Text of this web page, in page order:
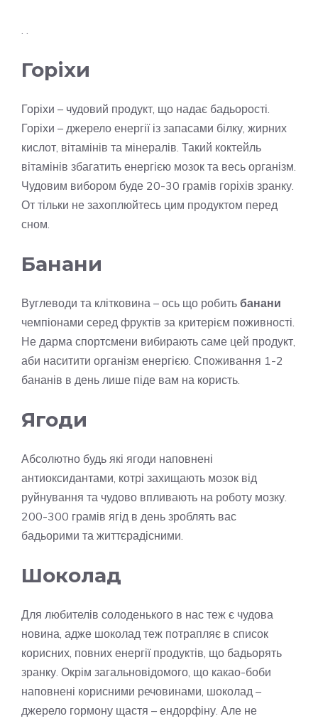
Горіхи
Горіхи – чудовий продукт, що надає бадьорості.
Горіхи – джерело енергії із запасами білку, жирних
кислот, вітамінів та мінералів. Такий коктейль
вітамінів збагатить енергією мозок та весь організм.
Чудовим вибором буде 20-30 грамів горіхів зранку.
От тільки не захоплюйтесь цим продуктом перед
сном.
Банани
Вуглеводи та клітковина – ось що робить банани
чемпіонами серед фруктів за критерієм поживності.
Не дарма спортсмени вибирають саме цей продукт,
аби наситити організм енергією. Споживання 1-2
бананів в день лише піде вам на користь.
Ягоди
Абсолютно будь які ягоди наповнені
антиоксидантами, котрі захищають мозок від
руйнування та чудово впливають на роботу мозку.
200-300 грамів ягід в день зроблять вас
бадьорими та життєрадісними.
Шоколад
Для любителів солоденького в нас теж є чудова
новина, адже шоколад теж потрапляє в список
корисних, повних енергії продуктів, що бадьорять
зранку. Окрім загальновідомого, що какао-боби
наповнені корисними речовинами, шоколад –
джерело гормону щастя – ендорфіну. Але не